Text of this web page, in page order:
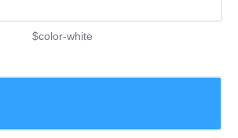
$color-white